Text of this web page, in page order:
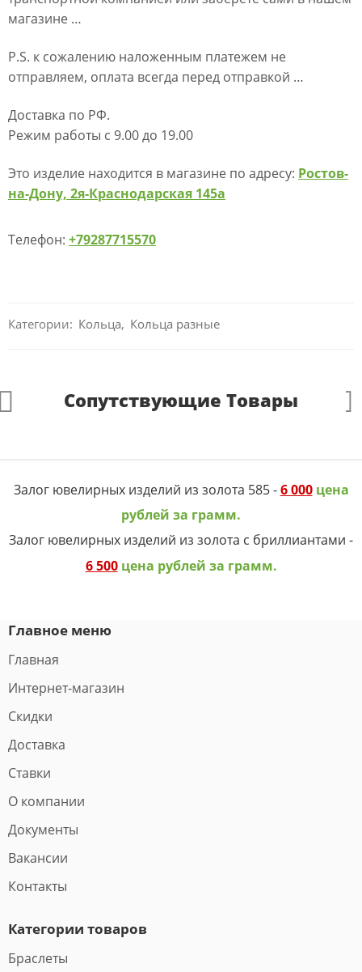
магазине …
P.S. к сожалению наложенным платежем не
отправляем, оплата всегда перед отправкой …
Доставка по РФ.
Режим работы с 9.00 до 19.00
Это изделие находится в магазине по адресу: Ростов-
на-Дону, 2я-Краснодарская 145а
Телефон: +79287715570
Категории: Кольца, Кольца разные
Сопутствующие Товары
Залог ювелирных изделий из золота 585 -6 000цена
рублей за грамм.
Залог ювелирных изделий из золота с бриллиантами -
6 500цена рублей за грамм.
Главное меню
Главная
Интернет-магазин
Скидки
Доставка
Ставки
О компании
Документы
Вакансии
Контакты
Категории товаров
Браслеты